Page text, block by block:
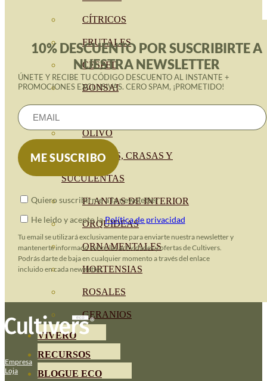
CÍTRICOS
FRUTALES
CÉSPED
BONSAI
OLIVO
CACTUS, CRASAS Y
SUCULENTAS
PLANTAS DE INTERIOR
ORQUIDEAS
ORNAMENTALES
HORTENSIAS
ROSALES
GERANIOS
VIVERO
RECURSOS
BLOGUE ECO
10% DESCUENTO POR SUSCRIBIRTE A
NUESTRA NEWSLETTER
ÚNETE Y RECIBE TU CÓDIGO DESCUENTO AL INSTANTE +
PROMOCIONES EXCLUSIVAS. CERO SPAM, ¡PROMETIDO!
Quiero suscribirme a la newsletter
He leido y acepto laPolítica de privacidad
Tu email se utilizará exclusivamente para enviarte nuestra newsletter y
mantenerte informado sobre las actividades y ofertas de Cultivers.
Podrás darte de baja en cualquier momento a través del enlace
incluido en cada newsletter.
Empresa
Loja